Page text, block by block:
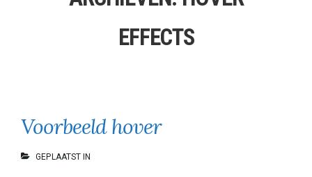
EFFECTS
Voorbeeld hover
GEPLAATST IN